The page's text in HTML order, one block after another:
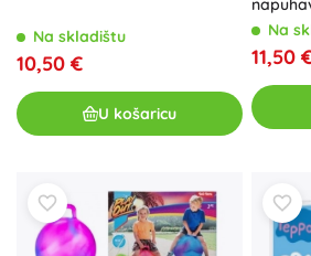
Na skladištu
10,50 €
U košaricu
Na
11,50